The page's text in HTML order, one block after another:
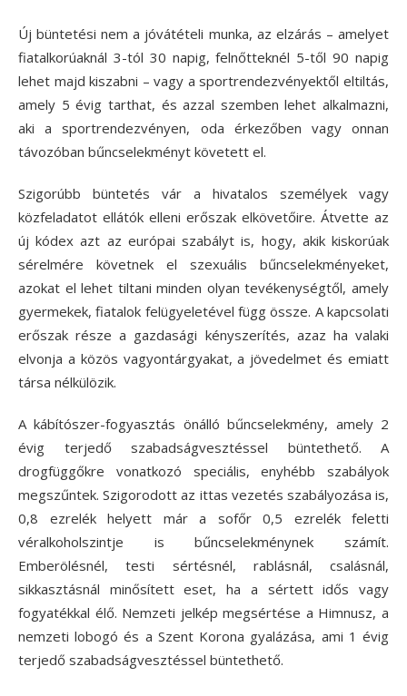
Új büntetési nem a jóvátételi munka, az elzárás – amelyet
fiatalkorúaknál 3-tól 30 napig, felnőtteknél 5-től 90 napig
lehet majd kiszabni – vagy a sportrendezvényektől eltiltás,
amely 5 évig tarthat, és azzal szemben lehet alkalmazni,
aki a sportrendezvényen, oda érkezőben vagy onnan
távozóban bűncselekményt követett el.
Szigorúbb büntetés vár a hivatalos személyek vagy
közfeladatot ellátók elleni erőszak elkövetőire. Átvette az
új kódex azt az európai szabályt is, hogy, akik kiskorúak
sérelmére követnek el szexuális bűncselekményeket,
azokat el lehet tiltani minden olyan tevékenységtől, amely
gyermekek, fiatalok felügyeletével függ össze. A kapcsolati
erőszak része a gazdasági kényszerítés, azaz ha valaki
elvonja a közös vagyontárgyakat, a jövedelmet és emiatt
társa nélkülözik.
A kábítószer-fogyasztás önálló bűncselekmény, amely 2
évig terjedő szabadságvesztéssel büntethető. A
drogfüggőkre vonatkozó speciális, enyhébb szabályok
megszűntek. Szigorodott az ittas vezetés szabályozása is,
0,8 ezrelék helyett már a sofőr 0,5 ezrelék feletti
véralkoholszintje is bűncselekménynek számít.
Emberölésnél, testi sértésnél, rablásnál, csalásnál,
sikkasztásnál minősített eset, ha a sértett idős vagy
fogyatékkal élő. Nemzeti jelkép megsértése a Himnusz, a
nemzeti lobogó és a Szent Korona gyalázása, ami 1 évig
terjedő szabadságvesztéssel büntethető.